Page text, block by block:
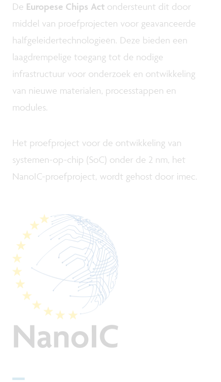
De Europese Chips Act ondersteunt dit door
middel van proefprojecten voor geavanceerde
halfgeleidertechnologieën. Deze bieden een
laagdrempelige toegang tot de nodige
infrastructuur voor onderzoek en ontwikkeling
van nieuwe materialen, processtappen en
modules.
Het proefproject voor de ontwikkeling van
systemen-op-chip (SoC) onder de 2 nm, het
NanoIC-proefproject, wordt gehost door imec.